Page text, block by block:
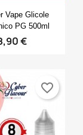
Vape Glicole
PG 500ml
€
favorite_border